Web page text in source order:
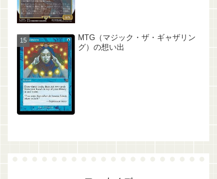
MTG（マジック・ザ・ギャザリン
グ）の想い出